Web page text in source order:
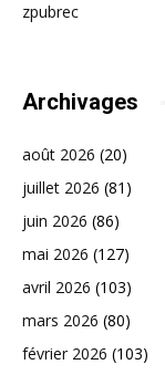
zpubrec
Archivages
août 2026 (20)
juillet 2026 (81)
juin 2026 (86)
mai 2026 (127)
avril 2026 (103)
mars 2026 (80)
février 2026 (103)